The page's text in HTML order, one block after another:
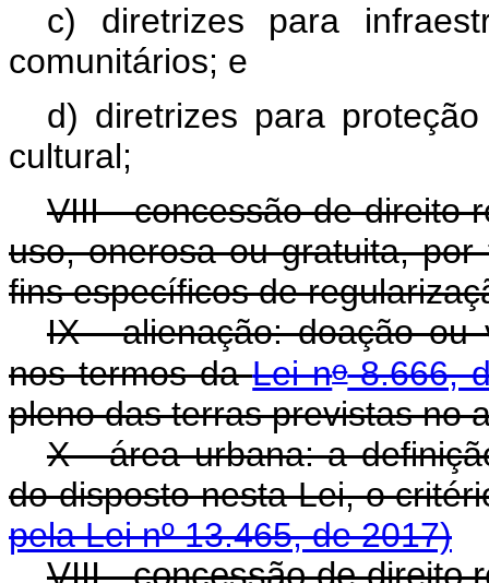
c) diretrizes para
comunitários; e
d) diretrizes para
cultural;
VIII - concessão de direito
uso, onerosa ou gratuita,
fins específicos de
IX - alienação: doação ou
nos termos daLei no8.666,
pleno das terras previstas no
X - área urbana: a
do disposto nesta Lei,
pela Lei nº 13.465, de 2017)